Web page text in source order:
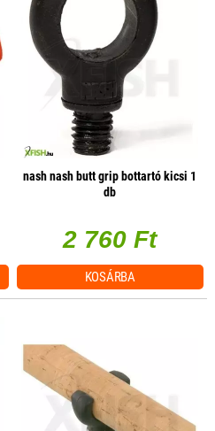
nash nash butt grip bottartó kicsi 1
db
2 760 Ft
KOSÁRBA